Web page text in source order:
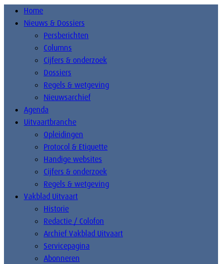
Home
Nieuws & Dossiers
Persberichten
Columns
Cijfers & onderzoek
Dossiers
Regels & wetgeving
Nieuwsarchief
Agenda
Uitvaartbranche
Opleidingen
Protocol & Etiquette
Handige websites
Cijfers & onderzoek
Regels & wetgeving
Vakblad Uitvaart
Historie
Redactie / Colofon
Archief Vakblad Uitvaart
Servicepagina
Abonneren